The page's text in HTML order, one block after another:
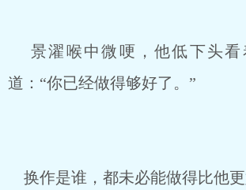
景濯喉中微哽，他低下头看
道：“你已经做得够好了。”
换作是谁，都未必能做得比他更